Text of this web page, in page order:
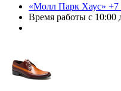
«Молл Парк Хаус» +7
Время работы с 10:00